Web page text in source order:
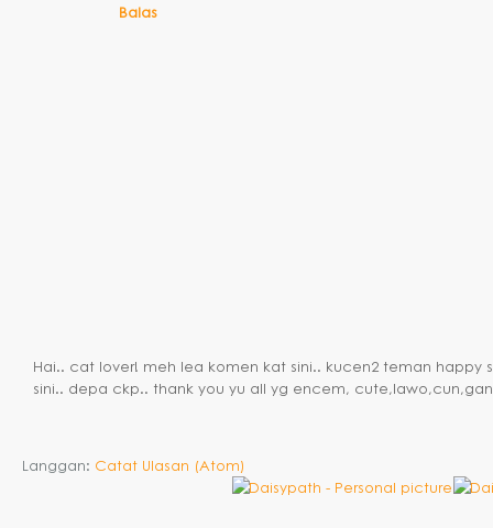
Balas
Hai.. cat lover! meh lea komen kat sini.. kucen2 teman happy
sini.. depa ckp.. thank you yu all yg encem,
Langgan: Catat Ulasan (Atom)